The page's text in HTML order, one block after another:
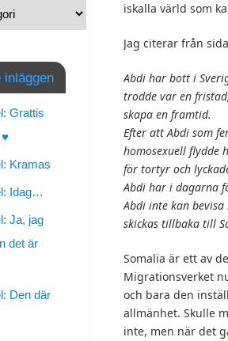
iskalla värld som
Jag citerar från
Abdi har bott i
trodde var en
skapa en framtid.
Efter att Abdi som
homosexuell flydde
för tortyr och
Abdi har i dagarna
Abdi inte kan
skickas tillbaka till
Somalia är ett av
Migrationsverket
och bara den
allmänhet. Skulle
inte, men när det
inläggen
Grattis
♥
Kramas
Idag…
Ja, jag
det är
Den där